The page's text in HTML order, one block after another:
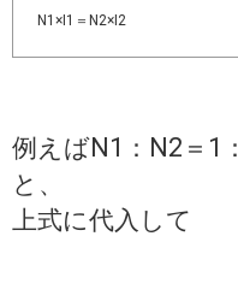
N1×I1＝N2×I2
例えばN1：N2＝1
と、
上式に代入して